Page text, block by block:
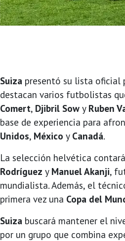
Suiza presentó su lista oficial
destacan varios futbolistas
Comert, Djibril Sow y Ruben
base de experiencia para
Unidos, México y Canadá.
La selección helvética
Rodríguez y Manuel Akanji,
mundialista. Además, el
primera vez una Copa del
Suiza buscará mantener el
por un grupo que combina